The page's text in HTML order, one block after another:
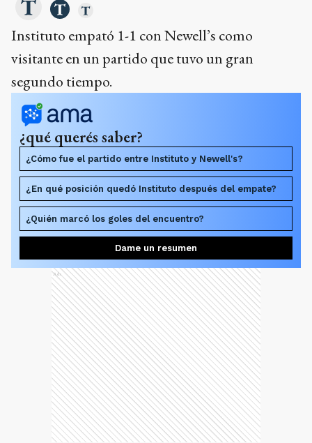
Instituto empató 1-1 con Newell’s como
visitante en un partido que tuvo un gran
segundo tiempo.
¿qué querés saber?
¿Cómo fue el partido entre Instituto y Newell's?
¿En qué posición quedó Instituto después del empate?
¿Quién marcó los goles del encuentro?
Dame un resumen
Ads